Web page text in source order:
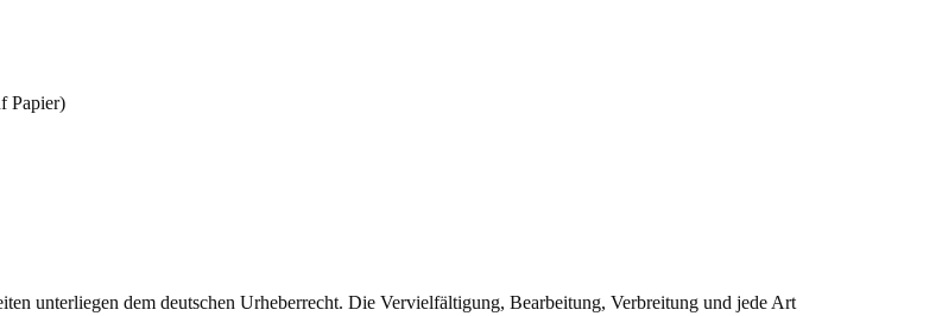
Papier)
unterliegen dem deutschen Urheberrecht. Die Vervielfältigung, Bearbeitung, Verbreitung und jede Art